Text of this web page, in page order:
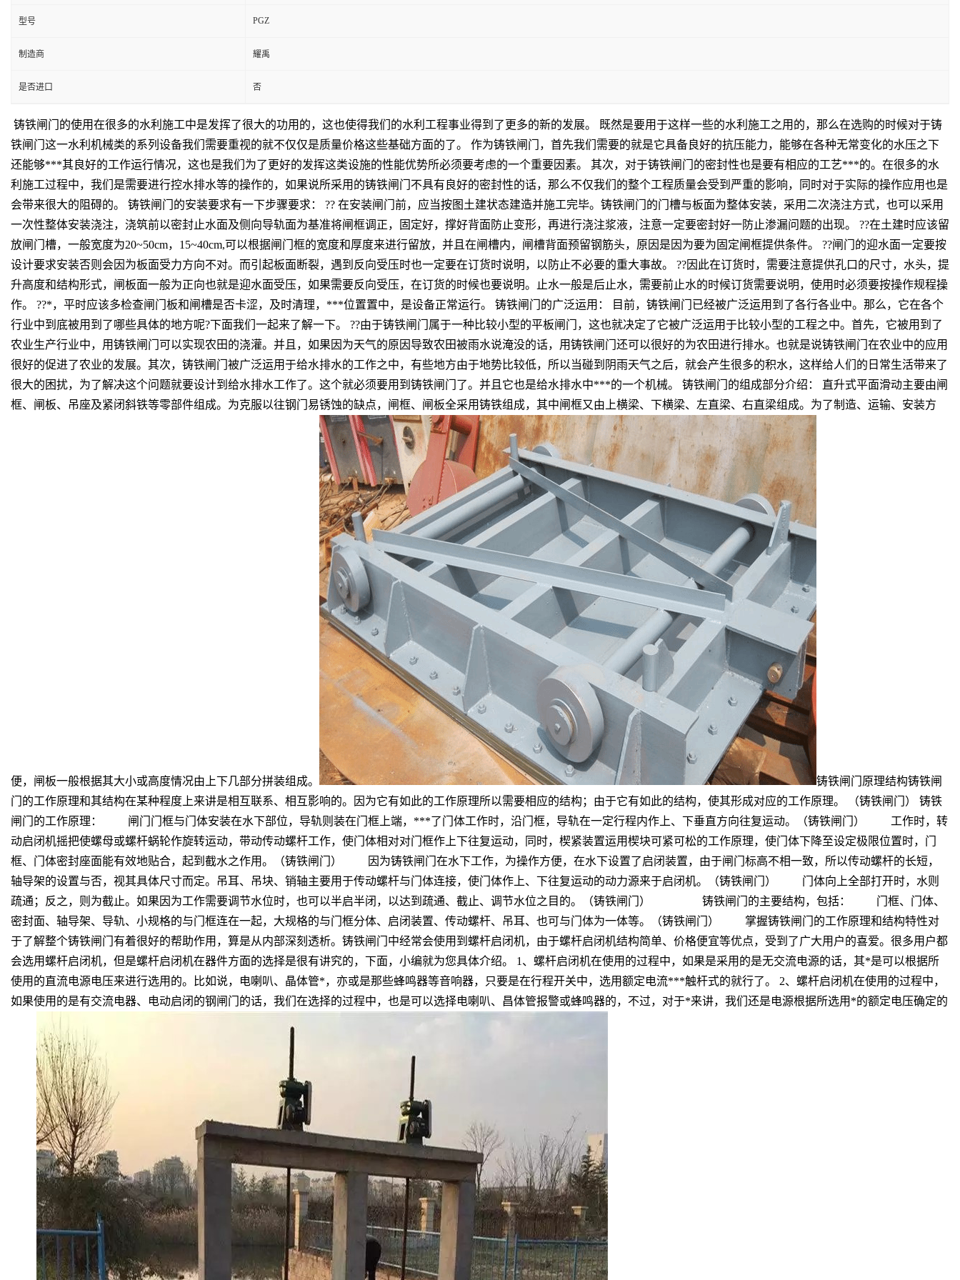
型号 PGZ
制造商 耀禹
是否进口 否
铸铁闸门的使用在很多的水利施工中是发挥了很大的功用的，这也使得我们的水利工程事业得到了更多的新的发展。 既然是要用于这样一些的水利施工之用的，那么在选购的时候对于铸
铁闸门这一水利机械类的系列设备我们需要重视的就不仅仅是质量价格这些基础方面的了。 作为铸铁闸门，首先我们需要的就是它具备良好的抗压能力，能够在各种无常变化的水压之下
还能够***其良好的工作运行情况，这也是我们为了更好的发挥这类设施的性能优势所必须要考虑的一个重要因素。 其次，对于铸铁闸门的密封性也是要有相应的工艺***的。在很多的水
利施工过程中，我们是需要进行控水排水等的操作的，如果说所采用的铸铁闸门不具有良好的密封性的话，那么不仅我们的整个工程质量会受到严重的影响，同时对于实际的操作应用也是
会带来很大的阻碍的。 铸铁闸门的安装要求有一下步骤要求： ?? 在安装闸门前，应当按图土建状态建造并施工完毕。铸铁闸门的门槽与板面为整体安装，采用二次浇注方式，也可以采用
一次性整体安装浇注，浇筑前以密封止水面及侧向导轨面为基准将闸框调正，固定好，撑好背面防止变形，再进行浇注浆液，注意一定要密封好一防止渗漏问题的出现。 ??在土建时应该留
放闸门槽，一般宽度为20~50cm，15~40cm,可以根据闸门框的宽度和厚度来进行留放，并且在闸槽内，闸槽背面预留钢筋头，原因是因为要为固定闸框提供条件。 ??闸门的迎水面一定要按
设计要求安装否则会因为板面受力方向不对。而引起板面断裂，遇到反向受压时也一定要在订货时说明，以防止不必要的重大事故。 ??因此在订货时，需要注意提供孔口的尺寸，水头，提
升高度和结构形式，闸板面一般为正向也就是迎水面受压，如果需要反向受压，在订货的时候也要说明。止水一般是后止水，需要前止水的时候订货需要说明，使用时必须要按操作规程操
作。 ??*，平时应该多检查闸门板和闸槽是否卡涩，及时清理，***位置置中，是设备正常运行。 铸铁闸门的广泛运用： 目前，铸铁闸门已经被广泛运用到了各行各业中。那么，它在各个
行业中到底被用到了哪些具体的地方呢?下面我们一起来了解一下。 ??由于铸铁闸门属于一种比较小型的平板闸门，这也就决定了它被广泛运用于比较小型的工程之中。首先，它被用到了
农业生产行业中，用铸铁闸门可以实现农田的浇灌。并且，如果因为天气的原因导致农田被雨水说淹没的话，用铸铁闸门还可以很好的为农田进行排水。也就是说铸铁闸门在农业中的应用
很好的促进了农业的发展。其次，铸铁闸门被广泛运用于给水排水的工作之中，有些地方由于地势比较低，所以当碰到阴雨天气之后，就会产生很多的积水，这样给人们的日常生活带来了
很大的困扰，为了解决这个问题就要设计到给水排水工作了。这个就必须要用到铸铁闸门了。并且它也是给水排水中***的一个机械。 铸铁闸门的组成部分介绍： 直升式平面滑动主要由闸
框、闸板、吊座及紧闭斜铁等零部件组成。为克服以往钢门易锈蚀的缺点，闸框、闸板全采用铸铁组成，其中闸框又由上横梁、下横梁、左直梁、右直梁组成。为了制造、运输、安装方
便，闸板一般根据其大小或高度情况由上下几部分拼装组成。
铸铁闸门原理结构铸铁闸
门的工作原理和其结构在某种程度上来讲是相互联系、相互影响的。因为它有如此的工作原理所以需要相应的结构；由于它有如此的结构，使其形成对应的工作原理。 （铸铁闸门） 铸铁
闸门的工作原理： 闸门门框与门体安装在水下部位，导轨则装在门框上端，***了门体工作时，沿门框，导轨在一定行程内作上、下垂直方向往复运动。（铸铁闸门） 工作时，转
动启闭机摇把使螺母或螺杆蜗轮作旋转运动，带动传动螺杆工作，使门体相对对门框作上下往复运动，同时，楔紧装置运用楔块可紧可松的工作原理，使门体下降至设定极限位置时，门
框、门体密封座面能有效地贴合，起到截水之作用。（铸铁闸门） 因为铸铁闸门在水下工作，为操作方便，在水下设置了启闭装置，由于闸门标高不相一致，所以传动螺杆的长短，
轴导架的设置与否，视其具体尺寸而定。吊耳、吊块、销轴主要用于传动螺杆与门体连接，使门体作上、下往复运动的动力源来于启闭机。（铸铁闸门） 门体向上全部打开时，水则
疏通；反之，则为截止。如果因为工作需要调节水位时，也可以半启半闭，以达到疏通、截止、调节水位之目的。（铸铁闸门） 铸铁闸门的主要结构，包括： 门框、门体、
密封面、轴导架、导轨、小规格的与门框连在一起，大规格的与门框分体、启闭装置、传动螺杆、吊耳、也可与门体为一体等。（铸铁闸门） 掌握铸铁闸门的工作原理和结构特性对
于了解整个铸铁闸门有着很好的帮助作用，算是从内部深刻透析。铸铁闸门中经常会使用到螺杆启闭机，由于螺杆启闭机结构简单、价格便宜等优点，受到了广大用户的喜爱。很多用户都
会选用螺杆启闭机，但是螺杆启闭机在器件方面的选择是很有讲究的，下面，小编就为您具体介绍。 1、螺杆启闭机在使用的过程中，如果是采用的是无交流电源的话，其*是可以根据所
使用的直流电源电压来进行选用的。比如说，电喇叭、晶体管*，亦或是那些蜂鸣器等音响器，只要是在行程开关中，选用额定电流***触杆式的就行了。 2、螺杆启闭机在使用的过程中，
如果使用的是有交流电器、电动启闭的钢闸门的话，我们在选择的过程中，也是可以选择电喇叭、昌体管报警或蜂鸣器的，不过，对于*来讲，我们还是电源根据所选用*的额定电压确定的